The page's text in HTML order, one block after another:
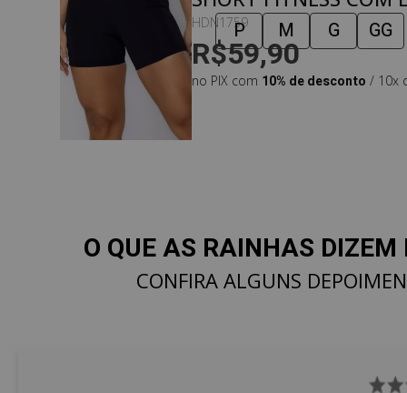
PERSONALIZADO EM
PRETA
HDN1759
R$59,90
no PIX com 10% de desconto / 10x
P M G GG
O QUE AS RAINHAS DIZEM
CONFIRA ALGUNS